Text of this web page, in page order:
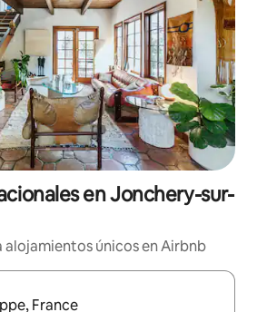
en Jonchery-sur-
alojamientos únicos en Airbnb
estén disponibles, navega con las